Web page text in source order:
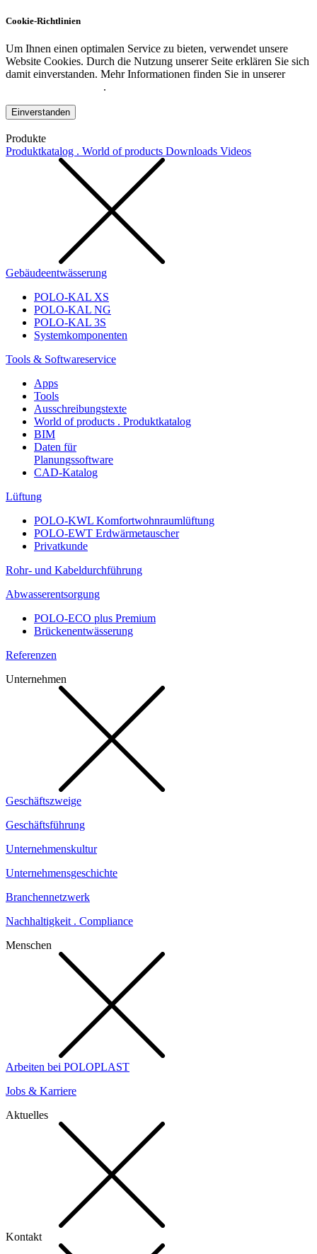
Cookie-Richtlinien
Um Ihnen einen optimalen Service zu bieten, verwendet unsere
Website Cookies. Durch die Nutzung unserer Seite erklären Sie sich
damit einverstanden. Mehr Informationen finden Sie in unserer
.
Einverstanden
Produkte
Produktkatalog . World of products Downloads Videos
Gebäudeentwässerung
POLO-KAL XS
POLO-KAL NG
POLO-KAL 3S
Systemkomponenten
Tools & Softwareservice
Apps
Tools
Ausschreibungstexte
World of products . Produktkatalog
BIM
Daten für
Planungssoftware
CAD-Katalog
Lüftung
POLO-KWL Komfortwohnraumlüftung
POLO-EWT Erdwärmetauscher
Privatkunde
Rohr- und Kabeldurchführung
Abwasserentsorgung
POLO-ECO plus Premium
Brückenentwässerung
Referenzen
Unternehmen
Geschäftszweige
Geschäftsführung
Unternehmenskultur
Unternehmensgeschichte
Branchennetzwerk
Nachhaltigkeit . Compliance
Menschen
Arbeiten bei POLOPLAST
Jobs & Karriere
Aktuelles
Kontakt